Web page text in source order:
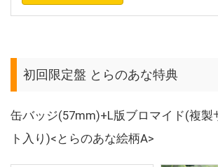
初回限定盤 とらのあな特典
缶バッジ(57mm)+L版ブロマイド(複製
ト入り)<とらのあな絵柄A>